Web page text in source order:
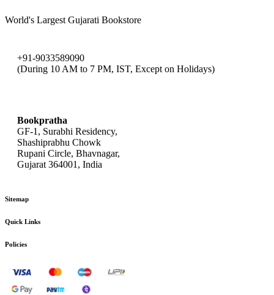
World's Largest Gujarati Bookstore
+91-9033589090
(During 10 AM to 7 PM, IST, Except on Holidays)
Bookpratha
GF-1, Surabhi Residency,
Shashiprabhu Chowk
Rupani Circle, Bhavnagar,
Gujarat 364001, India
Sitemap
Quick Links
Policies